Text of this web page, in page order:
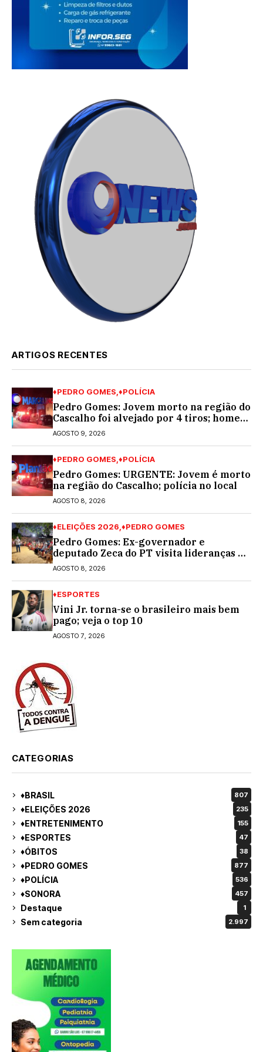
ARTIGOS RECENTES
♦PEDRO GOMES ♦POLÍCIA
Pedro Gomes: Jovem morto na região do
Cascalho foi alvejado por 4 tiros; homem
encapuzado
AGOSTO 9, 2026
♦PEDRO GOMES ♦POLÍCIA
Pedro Gomes: URGENTE: Jovem é morto
na região do Cascalho; polícia no local
AGOSTO 8, 2026
♦ELEIÇÕES 2026 ♦PEDRO GOMES
Pedro Gomes: Ex-governador e
deputado Zeca do PT visita lideranças do
partido na cidade; buscará a reeleição
AGOSTO 8, 2026
♦ESPORTES
Vini Jr. torna-se o brasileiro mais bem
pago; veja o top 10
AGOSTO 7, 2026
CATEGORIAS
♦BRASIL 807
♦ELEIÇÕES 2026 235
♦ENTRETENIMENTO 155
♦ESPORTES 47
♦ÓBITOS 38
♦PEDRO GOMES 877
♦POLÍCIA 536
♦SONORA 457
Destaque 1
Sem categoria 2.997